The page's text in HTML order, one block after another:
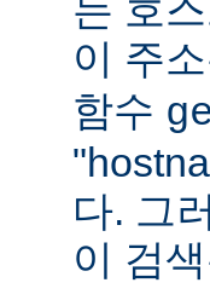
는 호
이 주
함수
다. 그
이 검